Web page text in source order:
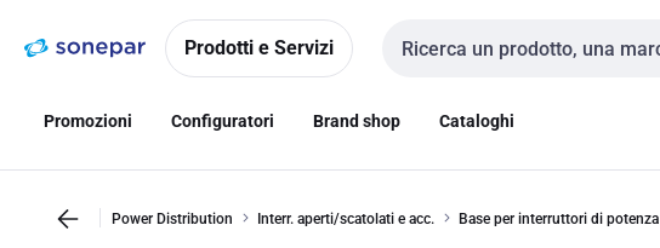
navigazionealla
Prodotti e Servizi
Cerca input
Promozioni Configuratori Brand shop Cataloghi
Power Distribution Interr. aperti/scatolati e acc. Base per interruttori di potenza